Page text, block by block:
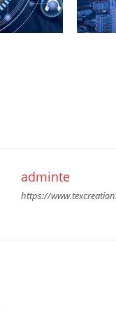
adminte
https://